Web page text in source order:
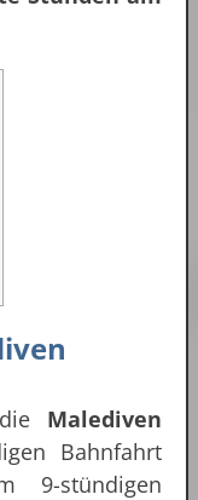
Malediven
Bahnfahrt
9-stündigen